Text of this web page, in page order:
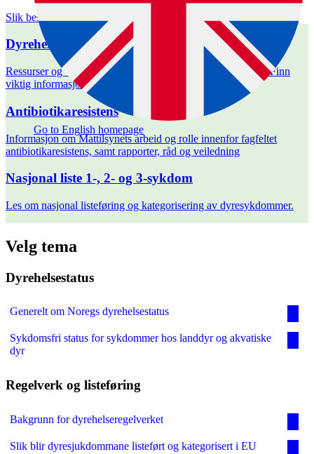
Go to English homepage
Slik beskytter du dyreholdet ditt mot sykdom
Velg oppgave
Dyrehelsepersonell
Ressurser og veiledning for deg som jobber med dyrehelse. Finn
viktig informasjon, krav og anbefalinger her.
Antibiotikaresistens
Informasjon om Mattilsynets arbeid og rolle innenfor fagfeltet
antibiotikaresistens, samt rapporter, råd og veiledning
Nasjonal liste 1-, 2- og 3-sykdom
Les om nasjonal listeføring og kategorisering av dyresykdommer.
Velg tema
Dyrehelsestatus
Generelt om Noregs dyrehelsestatus
Sykdomsfri status for sykdommer hos landdyr og akvatiske
dyr
Regelverk og listeføring
Bakgrunn for dyrehelseregelverket
Slik blir dyresjukdommane listeført og kategorisert i EU